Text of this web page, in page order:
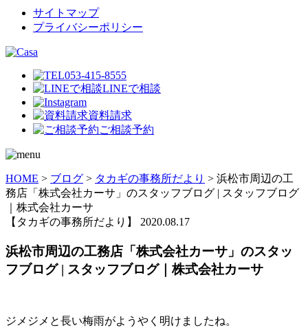
サイトマップ
プライバシーポリシー
053-415-8555
LINEで相談
資料請求
ご相談予約
HOME > ブログ > タカギの事務所だより > 浜松市周辺の工
務店「株式会社カーサ」のスタッフブログ | スタッフブログ
｜株式会社カーサ
【タカギの事務所だより】 2020.08.17
浜松市周辺の工務店「株式会社カーサ」のスタッ
フブログ | スタッフブログ｜株式会社カーサ
ジメジメと長い梅雨がようやく明けましたね。